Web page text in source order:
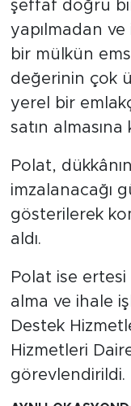
şeffaf doğru bir
yapılmadan
bir mülkün
değerinin çok
yerel bir
satın almasına
Polat, dükkânın
imzalanacağı
gösterilerek
aldı.
Polat ise
alma ve ihale
Destek
Hizmetleri
görevlendirildi.